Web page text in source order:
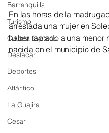
Barranquilla
Turismo
Cultura Eventos
Destacar
Deportes
Atlántico
La Guajira
Cesar
En las horas de la
arrestada una mujer en
haber raptado a una menor
nacida en el municipio de